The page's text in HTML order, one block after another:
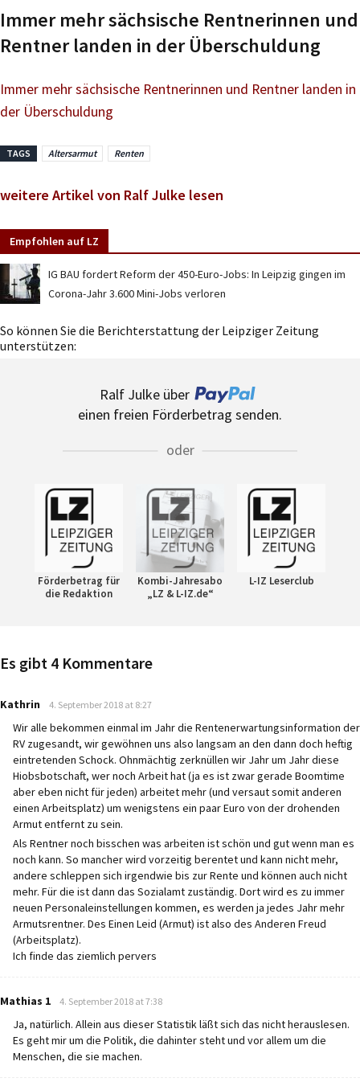
Immer mehr sächsische Rentnerinnen und
Rentner landen in der Überschuldung
Immer mehr sächsische Rentnerinnen und Rentner landen in
der Überschuldung
TAGS Altersarmut Renten
weitere Artikel von Ralf Julke lesen
Empfohlen auf LZ
IG BAU fordert Reform der 450-Euro-Jobs: In Leipzig gingen im
Corona-Jahr 3.600 Mini-Jobs verloren
So können Sie die Berichterstattung der Leipziger Zeitung
unterstützen:
Ralf Julke über
einen freien Förderbetrag senden.
oder
Förderbetrag für
die Redaktion
Kombi-Jahresabo
„LZ & L-IZ.de“
L-IZ Leserclub
Es gibt 4 Kommentare
Kathrin says:
4. September 2018 at 8:27
Wir alle bekommen einmal im Jahr die Rentenerwartungsinformation der
RV zugesandt, wir gewöhnen uns also langsam an den dann doch heftig
eintretenden Schock. Ohnmächtig zerknüllen wir Jahr um Jahr diese
Hiobsbotschaft, wer noch Arbeit hat (ja es ist zwar gerade Boomtime
aber eben nicht für jeden) arbeitet mehr (und versaut somit anderen
einen Arbeitsplatz) um wenigstens ein paar Euro von der drohenden
Armut entfernt zu sein.
Als Rentner noch bisschen was arbeiten ist schön und gut wenn man es
noch kann. So mancher wird vorzeitig berentet und kann nicht mehr,
andere schleppen sich irgendwie bis zur Rente und können auch nicht
mehr. Für die ist dann das Sozialamt zuständig. Dort wird es zu immer
neuen Personaleinstellungen kommen, es werden ja jedes Jahr mehr
Armutsrentner. Des Einen Leid (Armut) ist also des Anderen Freud
(Arbeitsplatz).
Ich finde das ziemlich pervers
Mathias 1 says:
4. September 2018 at 7:38
Ja, natürlich. Allein aus dieser Statistik läßt sich das nicht herauslesen.
Es geht mir um die Politik, die dahinter steht und vor allem um die
Menschen, die sie machen.